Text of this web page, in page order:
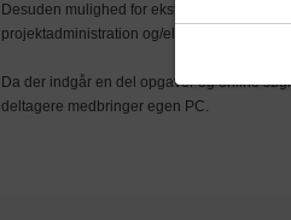
Desuden mulighed for eksterne oplæg
projektadministration og/eller gæster fra EU-
Da der indgår en del opgaver og online
deltagere medbringer egen PC.